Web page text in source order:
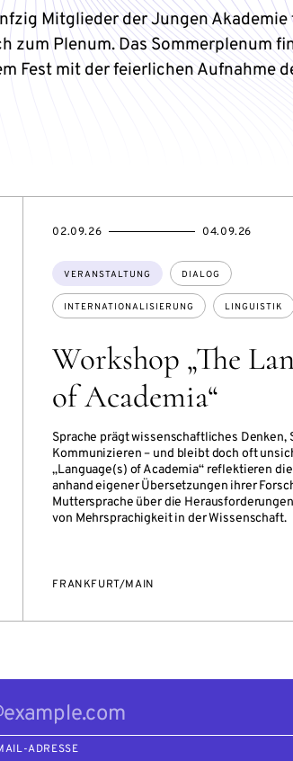
Mitglieder der Jungen
zum Plenum. Das Sommerplenum
Fest mit der feierlichen Aufnahme
Workshop „The
of Academia“
Sprache prägt wissenschaftliches Denken,
Kommunizieren – und bleibt doch oft
„Language(s) of Academia“ reflektieren
anhand eigener Übersetzungen ihrer
Muttersprache über die
von Mehrsprachigkeit in der Wissenschaft.
Themen:
VERANSTALTUNG DIALOG
INTERNATIONALISIERUNG LINGUISTIK
EVENTBEGINSON
02.09.26
EVENTENDSON 04.09.26
FRANKFURT/MAIN
ADRESSE